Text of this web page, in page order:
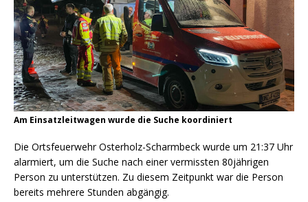
Am Einsatzleitwagen wurde die Suche koordiniert
Die Ortsfeuerwehr Osterholz-Scharmbeck wurde um 21:37 Uhr
alarmiert, um die Suche nach einer vermissten 80jährigen
Person zu unterstützen. Zu diesem Zeitpunkt war die Person
bereits mehrere Stunden abgängig.